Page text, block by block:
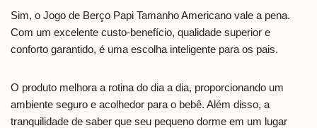
Sim, o Jogo de Berço Papi Tamanho Americano vale a pena.
Com um excelente custo-benefício, qualidade superior e
conforto garantido, é uma escolha inteligente para os pais.
O produto melhora a rotina do dia a dia, proporcionando um
ambiente seguro e acolhedor para o bebê. Além disso, a
tranquilidade de saber que seu pequeno dorme em um lugar